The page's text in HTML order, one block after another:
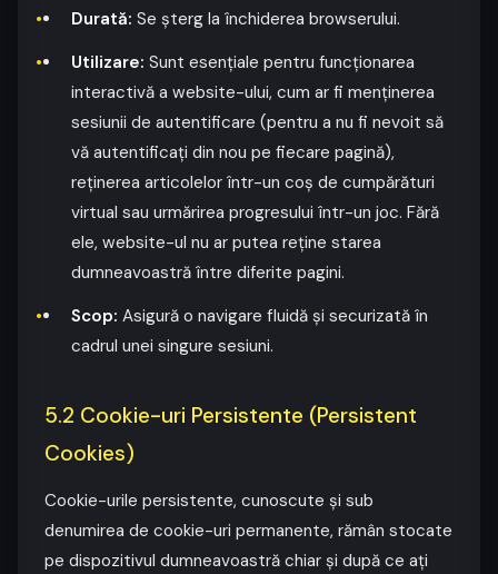
Durată: Se șterg la închiderea browserului.
Utilizare: Sunt esențiale pentru funcționarea
interactivă a website-ului, cum ar fi menținerea
sesiunii de autentificare (pentru a nu fi nevoit să
vă autentificați din nou pe fiecare pagină),
reținerea articolelor într-un coș de cumpărături
virtual sau urmărirea progresului într-un joc. Fără
ele, website-ul nu ar putea reține starea
dumneavoastră între diferite pagini.
Scop: Asigură o navigare fluidă și securizată în
cadrul unei singure sesiuni.
5.2 Cookie-uri Persistente (Persistent
Cookies)
Cookie-urile persistente, cunoscute și sub
denumirea de cookie-uri permanente, rămân stocate
pe dispozitivul dumneavoastră chiar și după ce ați